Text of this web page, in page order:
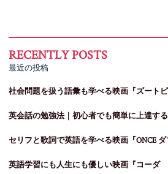
最近の投稿
社会問題を扱う語彙も学べる映画『ズート
英会話の勉強法｜初心者でも簡単に上達す
セリフと歌詞で英語を学べる映画『ONCE ダ
英語学習にも人生にも優しい映画『コーダ